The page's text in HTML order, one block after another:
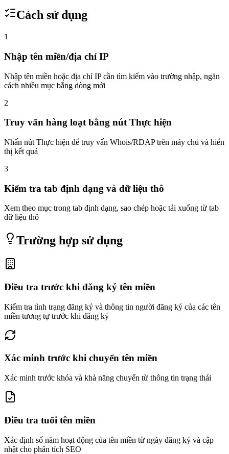
Cách sử dụng
1
Nhập tên miền/địa chỉ IP
Nhập tên miền hoặc địa chỉ IP cần tìm kiếm vào trường nhập, ngăn
cách nhiều mục bằng dòng mới
2
Truy vấn hàng loạt bằng nút Thực hiện
Nhấn nút Thực hiện để truy vấn Whois/RDAP trên máy chủ và hiển
thị kết quả
3
Kiểm tra tab định dạng và dữ liệu thô
Xem theo mục trong tab định dạng, sao chép hoặc tải xuống từ tab
dữ liệu thô
Trường hợp sử dụng
Điều tra trước khi đăng ký tên miền
Kiểm tra tình trạng đăng ký và thông tin người đăng ký của các tên
miền tương tự trước khi đăng ký
Xác minh trước khi chuyển tên miền
Xác minh trước khóa và khả năng chuyển từ thông tin trạng thái
Điều tra tuổi tên miền
Xác định số năm hoạt động của tên miền từ ngày đăng ký và cập
nhật cho phân tích SEO